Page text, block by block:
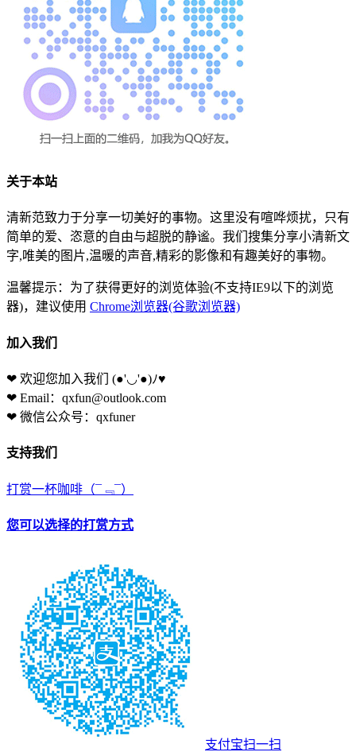
关于本站
清新范致力于分享一切美好的事物。这里没有喧哗烦扰，只有
简单的爱、恣意的自由与超脱的静谧。我们搜集分享小清新文
字,唯美的图片,温暖的声音,精彩的影像和有趣美好的事物。
温馨提示：为了获得更好的浏览体验(不支持IE9以下的浏览
器)，建议使用 Chrome浏览器(谷歌浏览器)
加入我们
❤ 欢迎您加入我们 (●'◡'●)ﾉ♥
❤ Email：qxfun@outlook.com
❤ 微信公众号：qxfuner
支持我们
打赏一杯咖啡 （¯﹃¯）
您可以选择的打赏方式
支付宝扫一扫